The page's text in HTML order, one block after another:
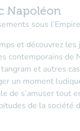
Napoléon
sous l’Empire
et découvrez les
contemporains de
tangram et autres
un moment
de s’amuser tout
de la société